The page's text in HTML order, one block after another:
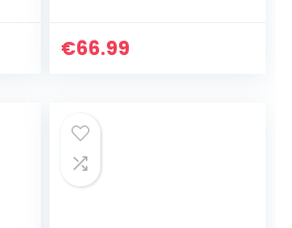
x 40 x 60 cm
€66.99